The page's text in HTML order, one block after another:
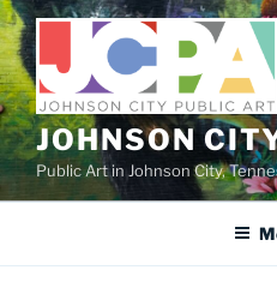
Skip
to
content
JOHNSON
Public Art in Johnson City,